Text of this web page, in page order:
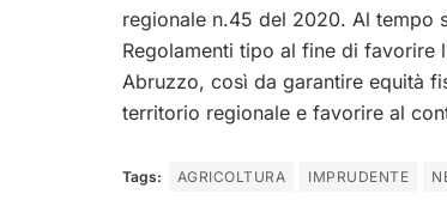
regionale n.45 del 2020. Al tempo
Regolamenti tipo al fine di favorire
Abruzzo, così da garantire equità
territorio regionale e favorire al
Tags: AGRICOLTURA IMPRUDENTE